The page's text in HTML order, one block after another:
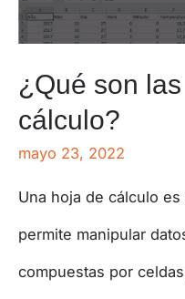
¿Qué son
cálculo?
mayo 23, 2022
Una hoja de cálculo
permite manipular
compuestas por